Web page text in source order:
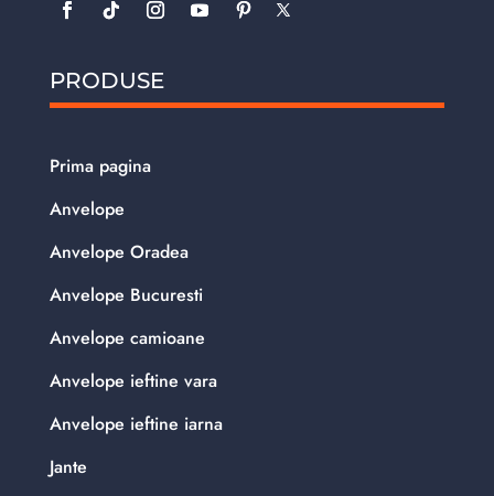
PRODUSE
Prima pagina
Anvelope
Anvelope Oradea
Anvelope Bucuresti
Anvelope camioane
Anvelope ieftine vara
Anvelope ieftine iarna
Jante